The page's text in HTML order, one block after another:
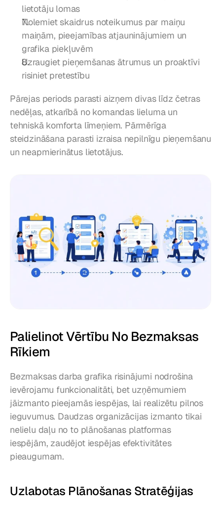
lietotāju lomas
Nolemiet skaidrus noteikumus par maiņu
maiņām, pieejamības atjauninājumiem un
grafika piekļuvēm
Uzraugiet pieņemšanas ātrumus un proaktīvi
risiniet pretestību
Pārejas periods parasti aizņem divas līdz četras
nedēļas, atkarībā no komandas lieluma un
tehniskā komforta līmeņiem. Pārmērīga
steidzināšana parasti izraisa nepilnīgu pieņemšanu
un neapmierinātus lietotājus.
Palielinot Vērtību No Bezmaksas
Rīkiem
Bezmaksas darba grafika risinājumi nodrošina
ievērojamu funkcionalitāti, bet uzņēmumiem
jāizmanto pieejamās iespējas, lai realizētu pilnos
ieguvumus. Daudzas organizācijas izmanto tikai
nelielu daļu no to plānošanas platformas
iespējām, zaudējot iespējas efektivitātes
pieaugumam.
Uzlabotas Plānošanas Stratēģijas